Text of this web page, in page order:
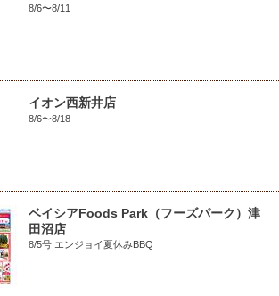
8/6〜8/11
イオン西新井店
8/6〜8/18
ベイシアFoods Park（フーズパーク）津
田沼店
8/5号 エンジョイ夏休みBBQ